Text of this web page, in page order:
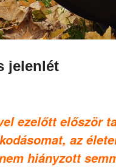
jelenlét
ezelőtt először
az
hiányzott